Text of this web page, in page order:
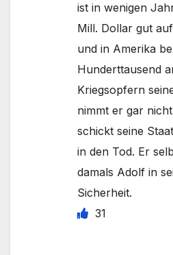
ist in wenigen
Mill. Dollar gut
und in Amerika
Hunderttausend
Kriegsopfern
nimmt er gar
schickt seine
in den Tod. Er
damals Adolf in
Sicherheit.
31